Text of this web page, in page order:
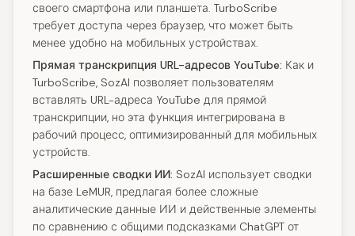
своего смартфона или планшета. TurboScribe
требует доступа через браузер, что может быть
менее удобно на мобильных устройствах.
Прямая транскрипция URL-адресов YouTube: Как и
TurboScribe, SozAI позволяет пользователям
вставлять URL-адреса YouTube для прямой
транскрипции, но эта функция интегрирована в
рабочий процесс, оптимизированный для мобильных
устройств.
Расширенные сводки ИИ: SozAI использует сводки
на базе LeMUR, предлагая более сложные
аналитические данные ИИ и действенные элементы
по сравнению с общими подсказками ChatGPT от